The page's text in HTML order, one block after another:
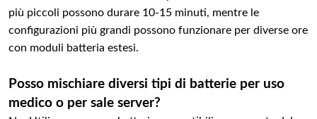
più piccoli possono durare 10-15 minuti, mentre le
configurazioni più grandi possono funzionare per diverse ore
con moduli batteria estesi.
Posso mischiare diversi tipi di batterie per uso
medico o per sale server?